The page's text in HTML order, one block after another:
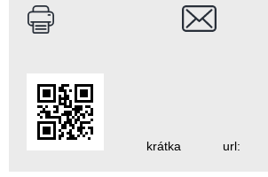
krátka url: